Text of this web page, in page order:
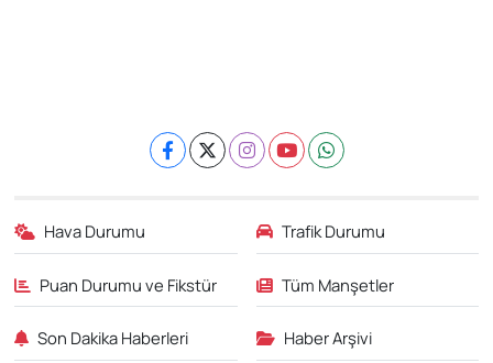
Hava Durumu Trafik Durumu
Puan Durumu ve Fikstür Tüm Manşetler
Son Dakika Haberleri Haber Arşivi